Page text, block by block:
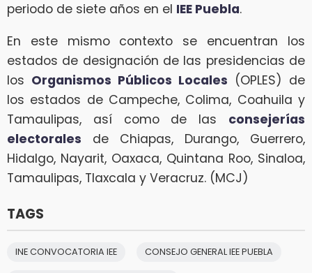
periodo de siete años en el IEE Puebla.
En este mismo contexto se encuentran los
estados de designación de las presidencias de
los Organismos Públicos Locales (OPLES) de
los estados de Campeche, Colima, Coahuila y
Tamaulipas, así como de las consejerías
electorales de Chiapas, Durango, Guerrero,
Hidalgo, Nayarit, Oaxaca, Quintana Roo, Sinaloa,
Tamaulipas, Tlaxcala y Veracruz. (MCJ)
TAGS
INE CONVOCATORIA IEE CONSEJO GENERAL IEE PUEBLA